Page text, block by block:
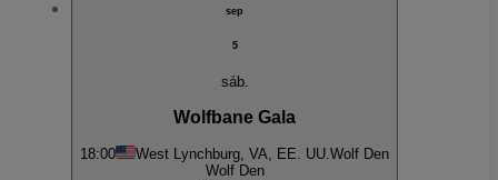
sep
5
sáb.
Wolfbane Gala
18:00 West Lynchburg, VA, EE. UU. Wolf Den
Wolf Den